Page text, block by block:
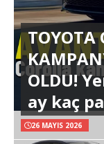
TOYOTA
OLDU!
ay kaç
26 MAYIS 2026